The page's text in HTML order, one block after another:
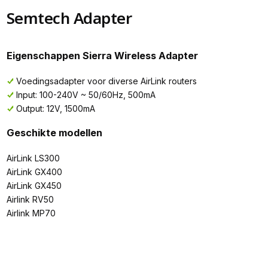
Semtech Adapter
Eigenschappen Sierra Wireless Adapter
Voedingsadapter voor diverse AirLink routers
Input: 100-240V ~ 50/60Hz, 500mA
Output: 12V, 1500mA
Geschikte modellen
AirLink LS300
AirLink GX400
AirLink GX450
Airlink RV50
Airlink MP70